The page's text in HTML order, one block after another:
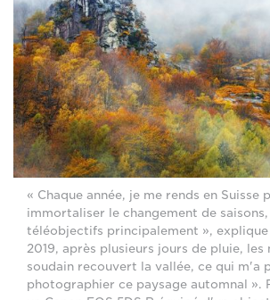
« Chaque année, je me rends en Suisse
immortaliser le changement de
téléobjectifs principalement », explique
2019, après plusieurs jours de pluie, les
soudain recouvert la vallée, ce qui m'a
photographier ce paysage automnal ».